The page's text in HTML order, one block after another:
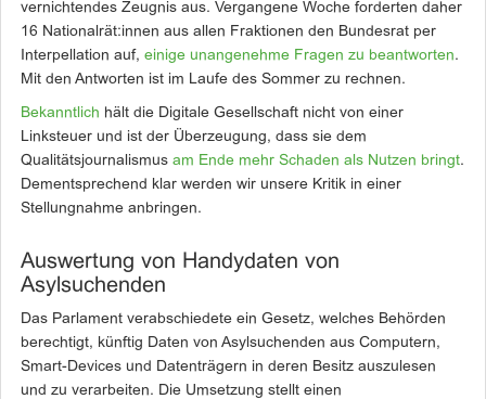
vernichtendes Zeugnis aus. Vergangene Woche forderten daher
16 Nationalrät:innen aus allen Fraktionen den Bundesrat per
Interpellation auf, einige unangenehme Fragen zu beantworten.
Mit den Antworten ist im Laufe des Sommer zu rechnen.
Bekanntlich hält die Digitale Gesellschaft nicht von einer
Linksteuer und ist der Überzeugung, dass sie dem
Qualitätsjournalismus am Ende mehr Schaden als Nutzen bringt.
Dementsprechend klar werden wir unsere Kritik in einer
Stellungnahme anbringen.
Auswertung von Handydaten von
Asylsuchenden
Das Parlament verabschiedete ein Gesetz, welches Behörden
berechtigt, künftig Daten von Asylsuchenden aus Computern,
Smart-Devices und Datenträgern in deren Besitz auszulesen
und zu verarbeiten. Die Umsetzung stellt einen